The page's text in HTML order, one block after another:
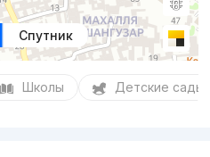
Спутник
Школы Детские сады